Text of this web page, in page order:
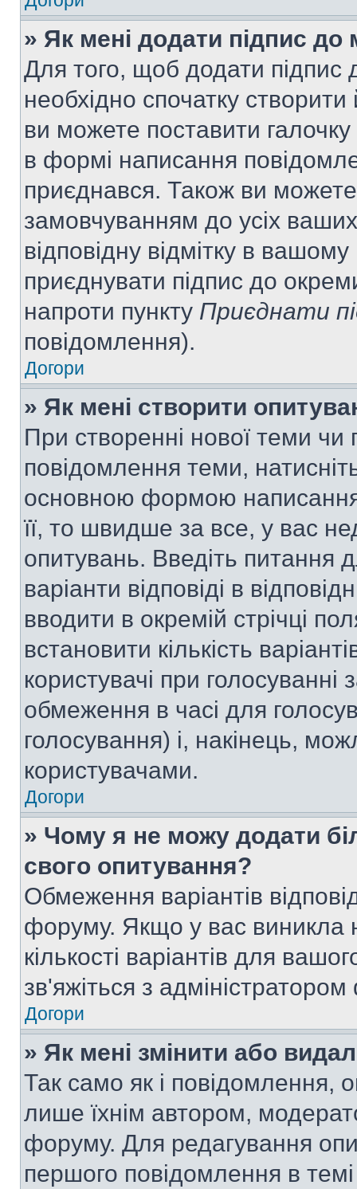
» Як мені додати підпис
Для того, щоб додати
необхідно спочатку
ви можете поставити
в формі написання
приєднався. Також ви
замовчуванням до усіх
відповідну відмітку в
приєднувати підпис до
напроти пункту Приєднати
повідомлення).
Догори
» Як мені створити
При створенні нової теми чи
повідомлення теми,
основною формою
її, то швидше за все, у вас
опитувань. Введіть питання
варіанти відповіді в
вводити в окремій стрічці
встановити кількість
користувачі при
обмеження в часі для
голосування) і, накінець,
користувачами.
Догори
» Чому я не можу додати
свого опитування?
Обмеження варіантів
форуму. Якщо у вас виникла
кількості варіантів для
зв'яжіться з
Догори
» Як мені змінити або
Так само як і повідомлення,
лише їхнім автором,
форуму. Для редагування
першого повідомлення в